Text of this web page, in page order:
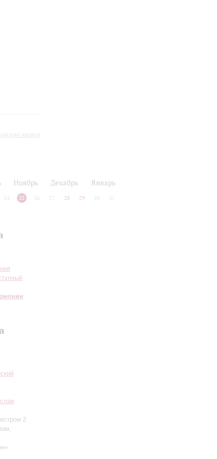
карта
Ноябрь Декабрь Январь
24 25 26 27 28 29 30 31
2